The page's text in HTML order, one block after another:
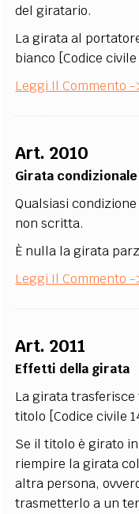
del giratario.
La girata al
bianco [Codice civile
Leggi Il Commento -
Art. 2010
Girata
Qualsiasi
non scritta.
È nulla la girata
Leggi Il Commento -
Art. 2011
Effetti della girata
La girata
titolo [Codice civile
Se il titolo è girato
riempire la girata
altra persona,
trasmetterlo a un